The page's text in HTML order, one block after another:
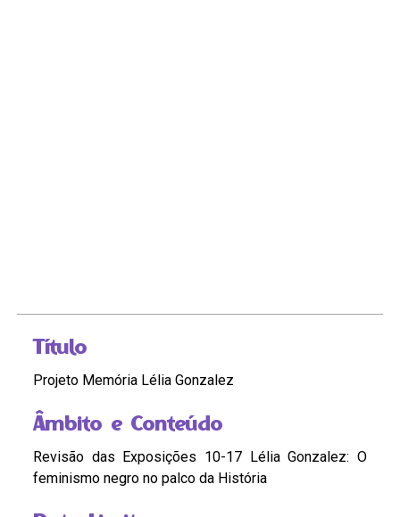
Título
Projeto Memória Lélia Gonzalez
Âmbito e Conteúdo
Revisão das Exposições 10-17 Lélia Gonzalez: O
feminismo negro no palco da História